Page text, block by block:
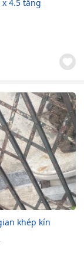
4.5 tầng
khép kín